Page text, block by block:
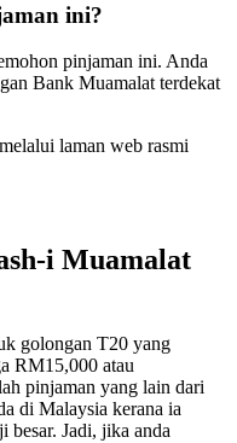
ini?
pinjaman ini. Anda
Bank Muamalat terdekat
melalui laman web rasmi
i Muamalat
golongan T20 yang
RM15,000 atau
pinjaman yang lain dari
di Malaysia kerana ia
besar. Jadi, jika anda